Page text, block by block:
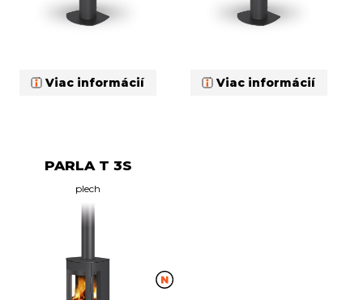
Viac informácií Viac informácií
PARLA T 3S
plech